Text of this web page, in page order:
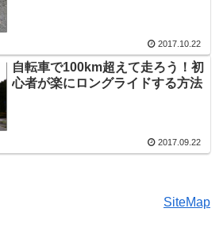
2017.10.22
自転車で100km超えて走ろう！初
心者が楽にロングライドする方法
2017.09.22
SiteMap